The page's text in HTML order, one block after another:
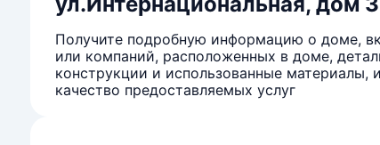
Получите подробную информацию о доме,
или компаний, расположенных в доме,
конструкции и использованные
качество предоставляемых услуг